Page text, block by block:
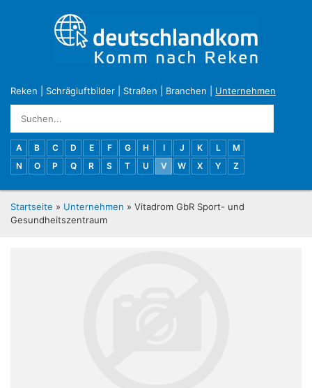
Reken Schrägluftbilder Straßen Branchen Unternehmen
A B C D E F G H I J K L
M
N
O P Q R S T U V W X Y Z
Startseite » Unternehmen » Vitadrom GbR Sport- und
Gesundheitszentraum